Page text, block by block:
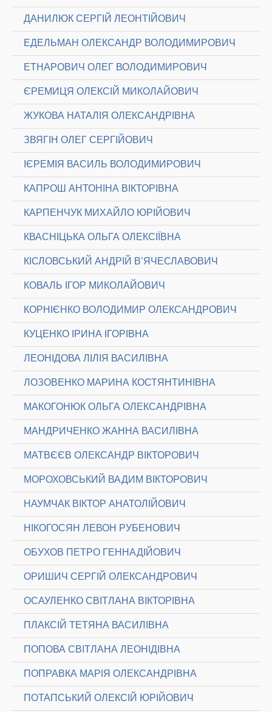
ДАНИЛЮК СЕРГІЙ ЛЕОНТІЙОВИЧ
ЕДЕЛЬМАН ОЛЕКСАНДР ВОЛОДИМИРОВИЧ
ЕТНАРОВИЧ ОЛЕГ ВОЛОДИМИРОВИЧ
ЄРЕМИЦЯ ОЛЕКСІЙ МИКОЛАЙОВИЧ
ЖУКОВА НАТАЛІЯ ОЛЕКСАНДРІВНА
ЗВЯГІН ОЛЕГ СЕРГІЙОВИЧ
ІЄРЕМІЯ ВАСИЛЬ ВОЛОДИМИРОВИЧ
КАПРОШ АНТОНІНА ВІКТОРІВНА
КАРПЕНЧУК МИХАЙЛО ЮРІЙОВИЧ
КВАСНІЦЬКА ОЛЬГА ОЛЕКСІЇВНА
КІСЛОВСЬКИЙ АНДРІЙ В’ЯЧЕСЛАВОВИЧ
КОВАЛЬ ІГОР МИКОЛАЙОВИЧ
КОРНІЄНКО ВОЛОДИМИР ОЛЕКСАНДРОВИЧ
КУЦЕНКО ІРИНА ІГОРІВНА
ЛЕОНІДОВА ЛІЛІЯ ВАСИЛІВНА
ЛОЗОВЕНКО МАРИНА КОСТЯНТИНІВНА
МАКОГОНЮК ОЛЬГА ОЛЕКСАНДРІВНА
МАНДРИЧЕНКО ЖАННА ВАСИЛІВНА
МАТВЄЄВ ОЛЕКСАНДР ВІКТОРОВИЧ
МОРОХОВСЬКИЙ ВАДИМ ВІКТОРОВИЧ
НАУМЧАК ВІКТОР АНАТОЛІЙОВИЧ
НІКОГОСЯН ЛЕВОН РУБЕНОВИЧ
ОБУХОВ ПЕТРО ГЕННАДІЙОВИЧ
ОРИШИЧ СЕРГІЙ ОЛЕКСАНДРОВИЧ
ОСАУЛЕНКО СВІТЛАНА ВІКТОРІВНА
ПЛАКСІЙ ТЕТЯНА ВАСИЛІВНА
ПОПОВА СВІТЛАНА ЛЕОНІДІВНА
ПОПРАВКА МАРІЯ ОЛЕКСАНДРІВНА
ПОТАПСЬКИЙ ОЛЕКСІЙ ЮРІЙОВИЧ